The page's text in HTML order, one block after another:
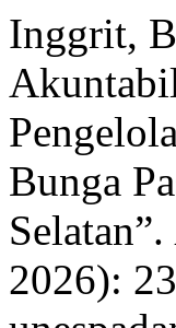
Inggrit,
Bunga
Selatan”.
2026):